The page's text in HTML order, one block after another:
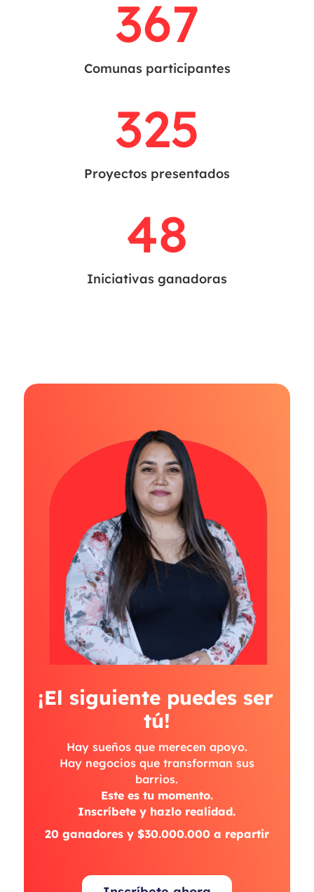
367
Comunas participantes
325
Proyectos presentados
48
Iniciativas ganadoras
¡El siguiente puedes ser
tú!
Hay sueños que merecen apoyo.
Hay negocios que transforman sus
barrios.
Este es tu momento.
Inscríbete y hazlo realidad.
20 ganadores y $30.000.000 a repartir